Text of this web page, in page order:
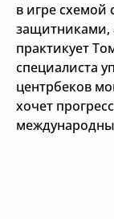
в игре схемой
защитниками,
практикует
специалиста
центрбеков
хочет